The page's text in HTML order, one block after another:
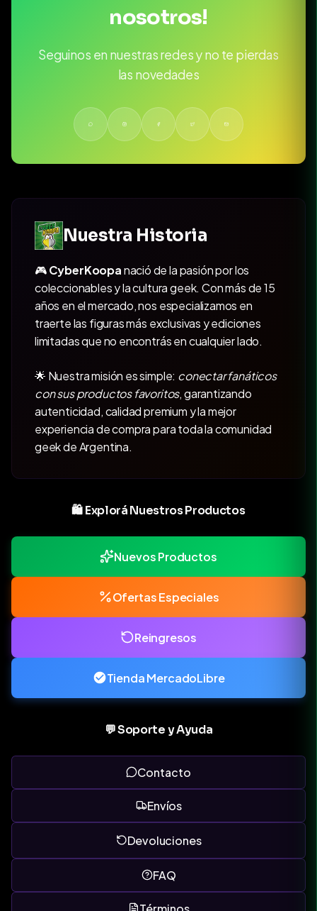
nosotros!
Seguinos en nuestras redes y no te pierdas
las novedades
Nuestra Historia
🎮CyberKoopanació de la pasión por los
coleccionables y la cultura geek. Con más de 15
años en el mercado, nos especializamos en
traerte las figuras más exclusivas y ediciones
limitadas que no encontrás en cualquier lado.
🌟 Nuestra misión es simple: conectar fanáticos
con sus productos favoritos, garantizando
autenticidad, calidad premium y la mejor
experiencia de compra para toda la comunidad
geek de Argentina.
🛍️ Explorá Nuestros Productos
Nuevos Productos
Ofertas Especiales
Reingresos
Tienda MercadoLibre
💬 Soporte y Ayuda
Contacto
Envíos
Devoluciones
FAQ